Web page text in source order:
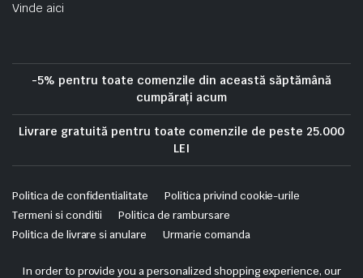
Vinde aici
-5% pentru toate comenzile din această săptămână
cumpărați acum
Livrare gratuită pentru toate comenzile de peste 25.000
LEI
Politica de confidentialitate
Politica privind cookie-urile
Termeni si conditii
Politica de rambursare
Politica de livrare si anulare
Urmarie comanda
Copyright 2025 © Skrekis. All right reserved. Powered by iTistul.ro.
In order to provide you a personalized shopping experience, our